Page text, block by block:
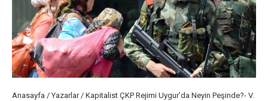
Anasayfa /Yazarlar/ Kapitalist ÇKP Rejimi Uygur’da Neyin Peşinde?- V.